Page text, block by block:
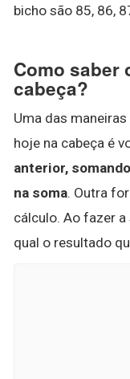
bicho são 85, 86,
Como saber
cabeça?
Uma das
hoje na cabeça é
anterior,
na soma. Outra
cálculo. Ao fazer
qual o resultado